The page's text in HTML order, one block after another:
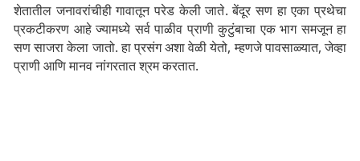
शेतातील जनावरांचीही गावातून परेड केली जाते. बेंदूर सण हा एका प्रथेचा
प्रकटीकरण आहे ज्यामध्ये सर्व पाळीव प्राणी कुटुंबाचा एक भाग समजून हा
सण साजरा केला जातो. हा प्रसंग अशा वेळी येतो, म्हणजे पावसाळ्यात, जेव्हा
प्राणी आणि मानव नांगरतात श्रम करतात.